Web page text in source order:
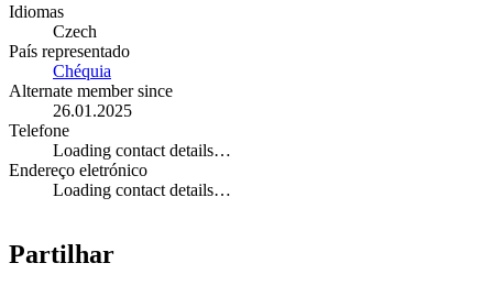
Idiomas
Czech
País representado
Chéquia
Alternate member since
26.01.2025
Telefone
Loading contact details…
Endereço eletrónico
Loading contact details…
Partilhar